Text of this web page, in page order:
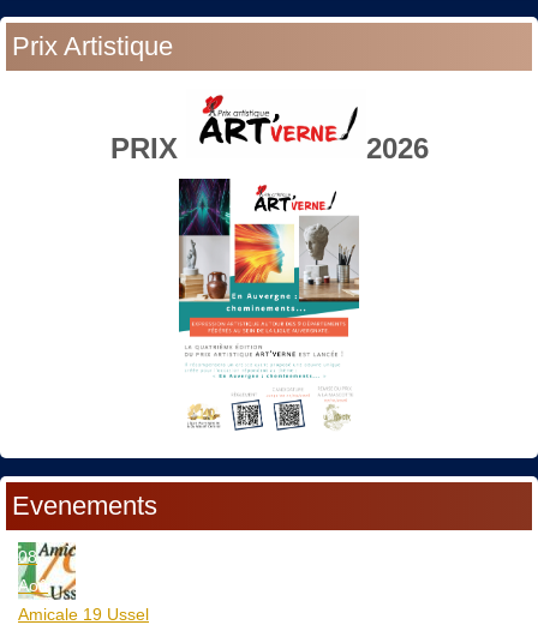
Prix Artistique
PRIX 2026
Evenements
08
Aoû
Amicale 19 Ussel